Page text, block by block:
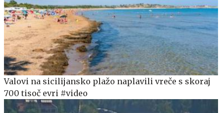
Valovi na sicilijansko plažo naplavili vreče s skoraj
700 tisoč evri #video